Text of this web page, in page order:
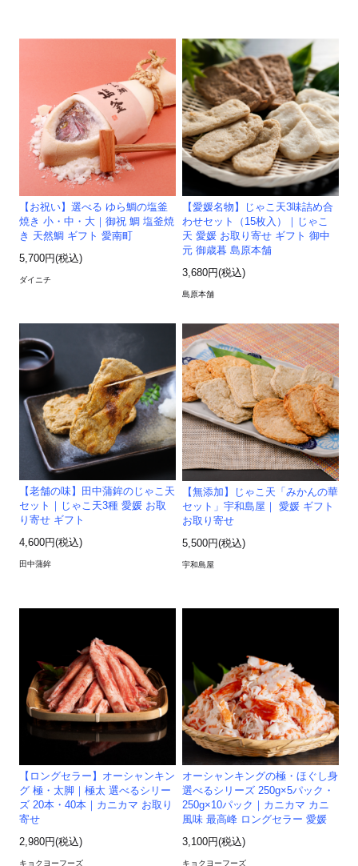
【お祝い】選べる ゆら鯛の塩釜
焼き 小・中・大｜御祝 鯛 塩釜焼
き 天然鯛 ギフト 愛南町
5,700円(税込)
ダイニチ
【愛媛名物】じゃこ天3味詰め合
わせセット（15枚入）｜じゃこ
天 愛媛 お取り寄せ ギフト 御中
元 御歳暮 島原本舗
3,680円(税込)
島原本舗
【老舗の味】田中蒲鉾のじゃこ天
セット｜じゃこ天3種 愛媛 お取
り寄せ ギフト
4,600円(税込)
田中蒲鉾
【無添加】じゃこ天「みかんの華
セット」宇和島屋｜ 愛媛 ギフト
お取り寄せ
5,500円(税込)
宇和島屋
【ロングセラー】オーシャンキン
グ 極・太脚｜極太 選べるシリー
ズ 20本・40本｜カニカマ お取り
寄せ
2,980円(税込)
キョクヨーフーズ
オーシャンキングの極・ほぐし身
選べるシリーズ 250g×5パック・
250g×10パック｜カニカマ カニ
風味 最高峰 ロングセラー 愛媛
3,100円(税込)
キョクヨーフーズ